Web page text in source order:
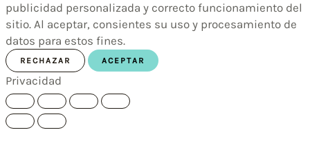
publicidad personalizada y correcto funcionamiento del
sitio. Al aceptar, consientes su uso y procesamiento de
datos para estos fines.
RECHAZAR ACEPTAR
Privacidad